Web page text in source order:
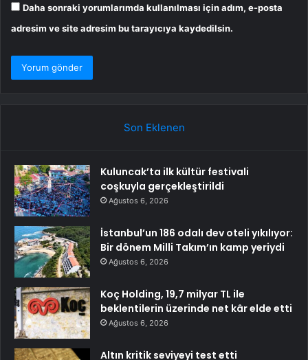
Daha sonraki yorumlarımda kullanılması için adım, e-posta
adresim ve site adresim bu tarayıcıya kaydedilsin.
Son Eklenen
Kuluncak’ta ilk kültür festivali
coşkuyla gerçekleştirildi
Ağustos 6, 2026
İstanbul’un 186 odalı dev oteli yıkılıyor:
Bir dönem Milli Takım’ın kamp yeriydi
Ağustos 6, 2026
Koç Holding, 19,7 milyar TL ile
beklentilerin üzerinde net kâr elde etti
Ağustos 6, 2026
Altın kritik seviyeyi test etti